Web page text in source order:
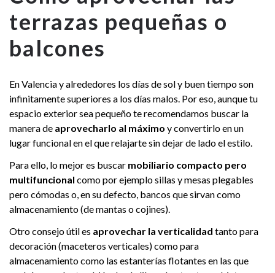
terrazas pequeñas o
balcones
En Valencia y alrededores los días de sol y buen tiempo son
infinitamente superiores a los días malos. Por eso, aunque tu
espacio exterior sea pequeño te recomendamos buscar la
manera de aprovecharlo al máximo y convertirlo en un
lugar funcional en el que relajarte sin dejar de lado el estilo.
Para ello, lo mejor es buscar mobiliario compacto pero
multifuncional como por ejemplo sillas y mesas plegables
pero cómodas o, en su defecto, bancos que sirvan como
almacenamiento (de mantas o cojines).
Otro consejo útil es aprovechar la verticalidad tanto para
decoración (maceteros verticales) como para
almacenamiento como las estanterías flotantes en las que